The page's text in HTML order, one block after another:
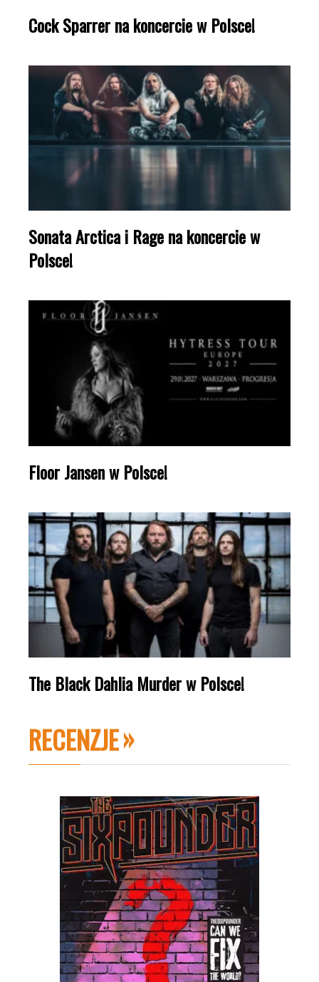
Cock Sparrer na koncercie w Polsce!
Sonata Arctica i Rage na koncercie w
Polsce!
Floor Jansen w Polsce!
The Black Dahlia Murder w Polsce!
RECENZJE